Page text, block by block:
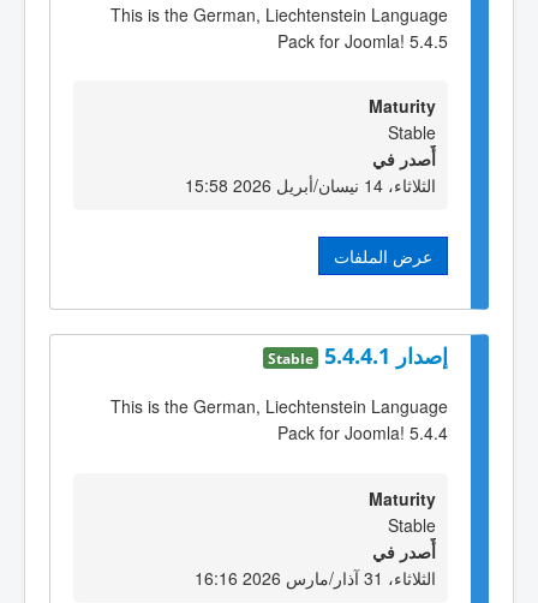
This is the German, Liechtenstein Language
Pack for Joomla! 5.4.5
Maturity
Stable
أٌصدر في
الثلاثاء، 14 نيسان/أبريل 2026 15:58
عرض الملفات
إصدار 5.4.4.1 Stable
This is the German, Liechtenstein Language
Pack for Joomla! 5.4.4
Maturity
Stable
أٌصدر في
الثلاثاء، 31 آذار/مارس 2026 16:16